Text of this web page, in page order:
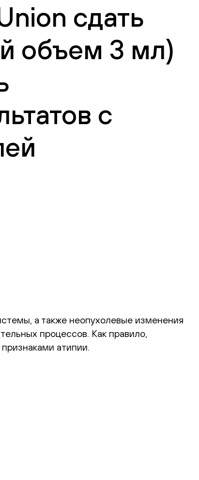
сдать
объем 3 мл)
с
а также неопухолевые изменения
процессов. Как правило,
атипии.